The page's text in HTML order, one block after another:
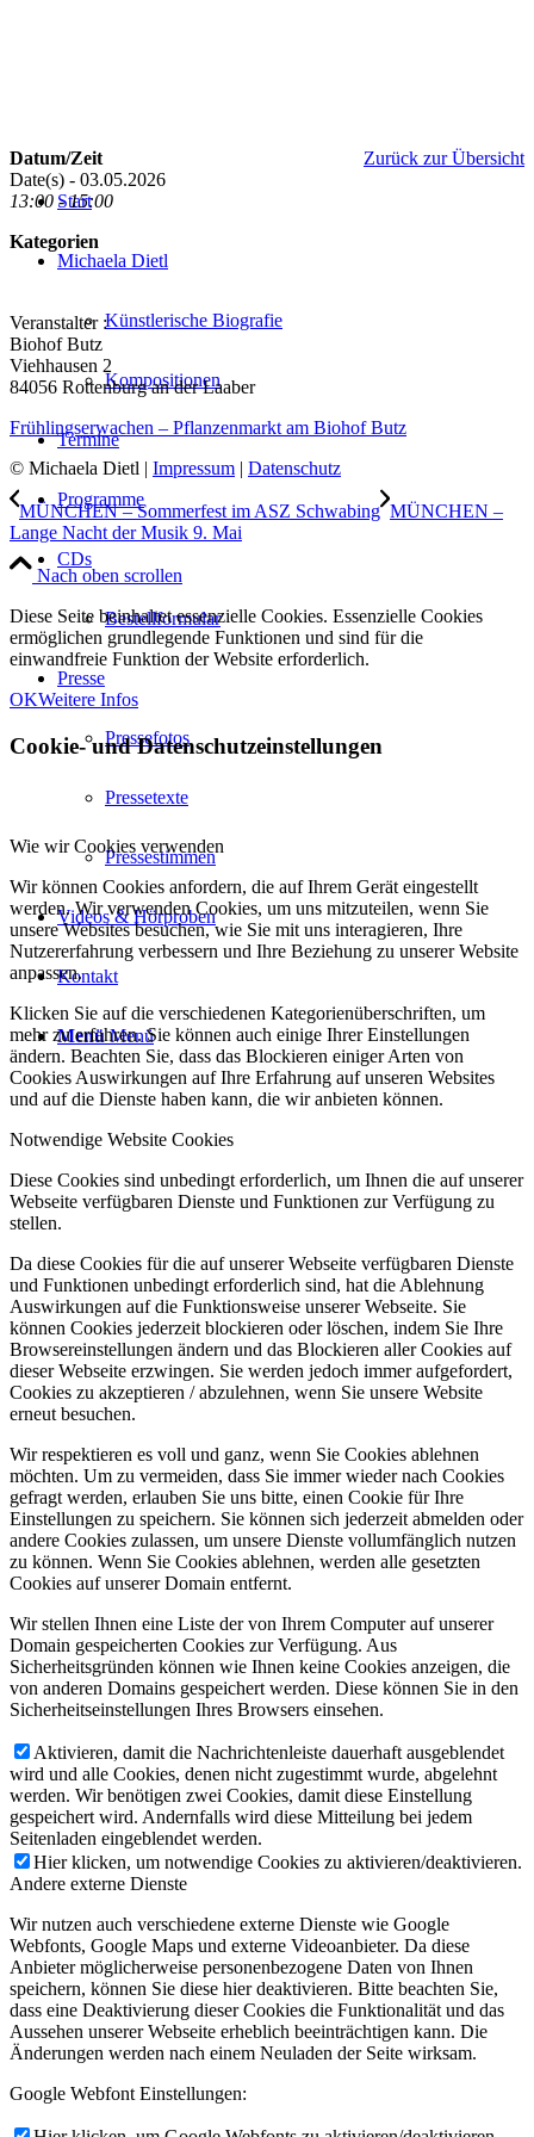
Start
Michaela Dietl
Künstlerische Biografie
Kompositionen
Termine
Programme
CDs
Bestellformular
Presse
Pressefotos
Pressetexte
Pressestimmen
Videos & Hörproben
Kontakt
Menü Menü
Zurück zur Übersicht
Datum/Zeit
Date(s) - 03.05.2026
13:00 - 15:00
Kategorien
Veranstalter :
Biohof Butz
Viehhausen 2
84056 Rottenburg an der Laaber
Frühlingserwachen – Pflanzenmarkt am Biohof Butz
© Michaela Dietl | Impressum | Datenschutz
MÜNCHEN – Sommerfest im ASZ Schwabing MÜNCHEN –
Lange Nacht der Musik 9. Mai
Nach oben scrollen
Diese Seite beinhaltet essenzielle Cookies. Essenzielle Cookies
ermöglichen grundlegende Funktionen und sind für die
einwandfreie Funktion der Website erforderlich.
OKWeitere Infos
Cookie- und Datenschutzeinstellungen
Wie wir Cookies verwenden
Wir können Cookies anfordern, die auf Ihrem Gerät eingestellt
werden. Wir verwenden Cookies, um uns mitzuteilen, wenn Sie
unsere Websites besuchen, wie Sie mit uns interagieren, Ihre
Nutzererfahrung verbessern und Ihre Beziehung zu unserer Website
anpassen.
Klicken Sie auf die verschiedenen Kategorienüberschriften, um
mehr zu erfahren. Sie können auch einige Ihrer Einstellungen
ändern. Beachten Sie, dass das Blockieren einiger Arten von
Cookies Auswirkungen auf Ihre Erfahrung auf unseren Websites
und auf die Dienste haben kann, die wir anbieten können.
Notwendige Website Cookies
Diese Cookies sind unbedingt erforderlich, um Ihnen die auf unserer
Webseite verfügbaren Dienste und Funktionen zur Verfügung zu
stellen.
Da diese Cookies für die auf unserer Webseite verfügbaren Dienste
und Funktionen unbedingt erforderlich sind, hat die Ablehnung
Auswirkungen auf die Funktionsweise unserer Webseite. Sie
können Cookies jederzeit blockieren oder löschen, indem Sie Ihre
Browsereinstellungen ändern und das Blockieren aller Cookies auf
dieser Webseite erzwingen. Sie werden jedoch immer aufgefordert,
Cookies zu akzeptieren / abzulehnen, wenn Sie unsere Website
erneut besuchen.
Wir respektieren es voll und ganz, wenn Sie Cookies ablehnen
möchten. Um zu vermeiden, dass Sie immer wieder nach Cookies
gefragt werden, erlauben Sie uns bitte, einen Cookie für Ihre
Einstellungen zu speichern. Sie können sich jederzeit abmelden oder
andere Cookies zulassen, um unsere Dienste vollumfänglich nutzen
zu können. Wenn Sie Cookies ablehnen, werden alle gesetzten
Cookies auf unserer Domain entfernt.
Wir stellen Ihnen eine Liste der von Ihrem Computer auf unserer
Domain gespeicherten Cookies zur Verfügung. Aus
Sicherheitsgründen können wie Ihnen keine Cookies anzeigen, die
von anderen Domains gespeichert werden. Diese können Sie in den
Sicherheitseinstellungen Ihres Browsers einsehen.
Aktivieren, damit die Nachrichtenleiste dauerhaft ausgeblendet
wird und alle Cookies, denen nicht zugestimmt wurde, abgelehnt
werden. Wir benötigen zwei Cookies, damit diese Einstellung
gespeichert wird. Andernfalls wird diese Mitteilung bei jedem
Seitenladen eingeblendet werden.
Hier klicken, um notwendige Cookies zu aktivieren/deaktivieren.
Andere externe Dienste
Wir nutzen auch verschiedene externe Dienste wie Google
Webfonts, Google Maps und externe Videoanbieter. Da diese
Anbieter möglicherweise personenbezogene Daten von Ihnen
speichern, können Sie diese hier deaktivieren. Bitte beachten Sie,
dass eine Deaktivierung dieser Cookies die Funktionalität und das
Aussehen unserer Webseite erheblich beeinträchtigen kann. Die
Änderungen werden nach einem Neuladen der Seite wirksam.
Google Webfont Einstellungen: